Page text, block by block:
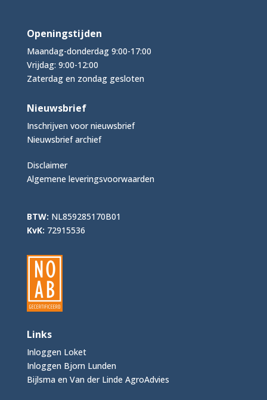
Openingstijden
Maandag-donderdag 9:00-17:00
Vrijdag: 9:00-12:00
Zaterdag en zondag gesloten
Nieuwsbrief
Inschrijven voor nieuwsbrief
Nieuwsbrief archief
Disclaimer
Algemene leveringsvoorwaarden
BTW: NL859285170B01
KvK: 72915536
Links
Inloggen Loket
Inloggen Bjorn Lunden
Bijlsma en Van der Linde AgroAdvies